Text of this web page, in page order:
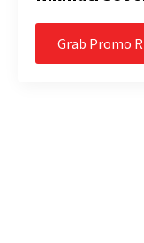
Grab Promo